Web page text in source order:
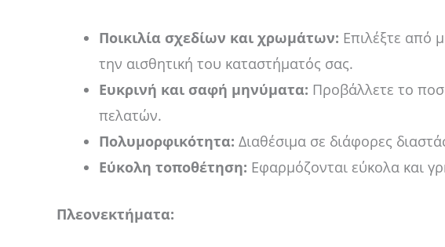
Ποικιλία σχεδίων και χρωμάτων: Επιλέξτε από
την αισθητική του καταστήματός σας.
Ευκρινή και σαφή μηνύματα: Προβάλλετε το
πελατών.
Πολυμορφικότητα: Διαθέσιμα σε διάφορες
Εύκολη τοποθέτηση: Εφαρμόζονται εύκολα και
Πλεονεκτήματα: